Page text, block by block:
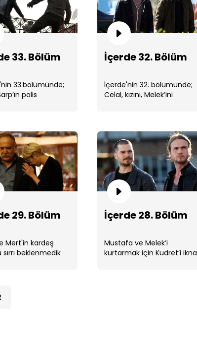
İçerde 33. Bölüm
İçerde 32. Bölüm
33. Bölüm
33.bölümünde;
polis
İçerde 32. Bölüm
İçerde'nin 32. bölümünde;
Celal, kızını, Melek’ini
29. Bölüm
Mert'in kardeş
beklenmedik
İçerde 28. Bölüm
Mustafa ve Melek’i
kurtarmak için Kudret’i ikna